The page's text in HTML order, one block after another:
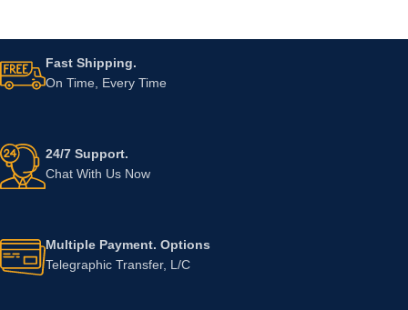
Fast Shipping.
On Time, Every Time
24/7 Support.
Chat With Us Now
Multiple Payment. Options
Telegraphic Transfer, L/C